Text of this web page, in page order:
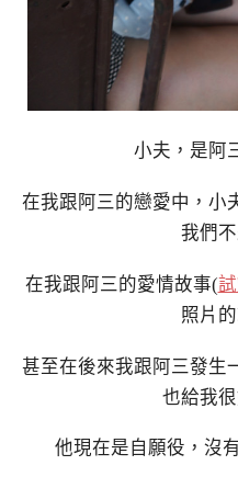
小夫，是阿
在我跟阿三的戀愛中，小
我們
在我跟阿三的愛情故事(
照片
甚至在後來我跟阿三發生
也給我
他現在是自願役，沒